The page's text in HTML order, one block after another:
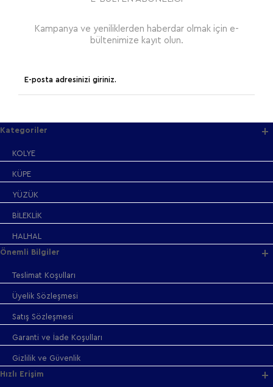
Kampanya ve yeniliklerden haberdar olmak için e-
bültenimize kayıt olun.
Kategoriler
KOLYE
KÜPE
YÜZÜK
BİLEKLİK
HALHAL
Önemli Bilgiler
Teslimat Koşulları
Üyelik Sözleşmesi
Satış Sözleşmesi
Garanti ve İade Koşulları
Gizlilik ve Güvenlik
Hızlı Erişim